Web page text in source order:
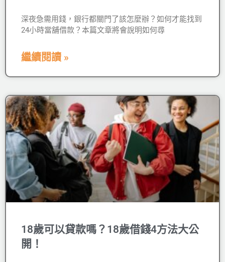
深夜急需用錢，銀行都關門了該怎麼辦？如何才能找到
24小時當舖借款？本篇文章將會說明如何尋
繼續閱讀 »
18歲可以貸款嗎？18歲借錢4方法大公
開！